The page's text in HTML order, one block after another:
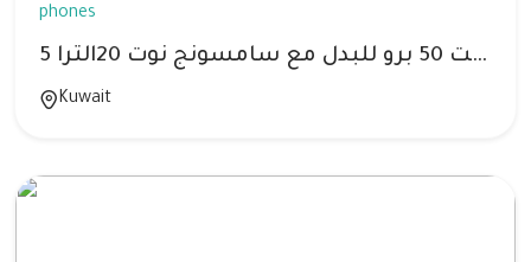
phones
مطلوب ميت 50 برو للبدل مع سامسونج نوت 20الترا 5g رام 12 جيجا 256
Kuwait